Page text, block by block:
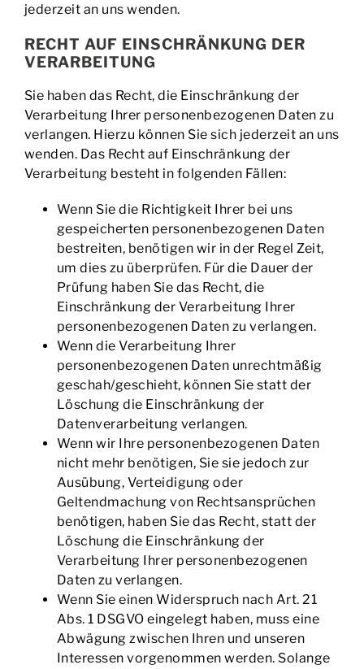
jederzeit an uns wenden.
RECHT AUF EINSCHRÄNKUNG DER
VERARBEITUNG
Sie haben das Recht, die Einschränkung der
Verarbeitung Ihrer personenbezogenen Daten zu
verlangen. Hierzu können Sie sich jederzeit an uns
wenden. Das Recht auf Einschränkung der
Verarbeitung besteht in folgenden Fällen:
Wenn Sie die Richtigkeit Ihrer bei uns
gespeicherten personenbezogenen Daten
bestreiten, benötigen wir in der Regel Zeit,
um dies zu überprüfen. Für die Dauer der
Prüfung haben Sie das Recht, die
Einschränkung der Verarbeitung Ihrer
personenbezogenen Daten zu verlangen.
Wenn die Verarbeitung Ihrer
personenbezogenen Daten unrechtmäßig
geschah/geschieht, können Sie statt der
Löschung die Einschränkung der
Datenverarbeitung verlangen.
Wenn wir Ihre personenbezogenen Daten
nicht mehr benötigen, Sie sie jedoch zur
Ausübung, Verteidigung oder
Geltendmachung von Rechtsansprüchen
benötigen, haben Sie das Recht, statt der
Löschung die Einschränkung der
Verarbeitung Ihrer personenbezogenen
Daten zu verlangen.
Wenn Sie einen Widerspruch nach Art. 21
Abs. 1 DSGVO eingelegt haben, muss eine
Abwägung zwischen Ihren und unseren
Interessen vorgenommen werden. Solange